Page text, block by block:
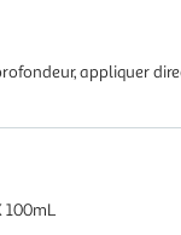
appliquer
100mL